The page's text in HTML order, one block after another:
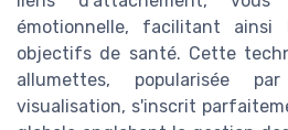
émotionnelle, facilitant
objectifs de santé. Cette
allumettes, popularisée
visualisation, s'inscrit